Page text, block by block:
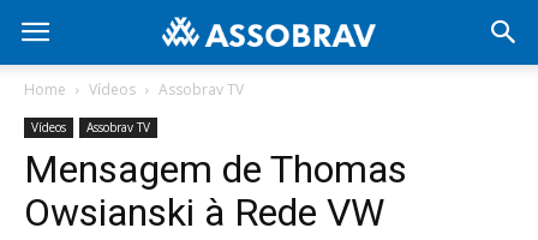
Home Vídeos Assobrav TV
Vídeos Assobrav TV
Mensagem de Thomas
Owsianski à Rede VW